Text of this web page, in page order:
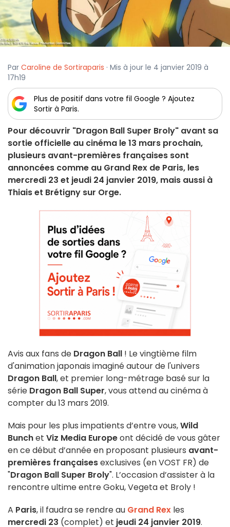
Par Caroline de Sortiraparis · Mis à jour le 4 janvier 2019 à
17h19
Plus de positif dans votre fil Google ? Ajoutez
Sortir à Paris.
Pour découvrir "Dragon Ball Super Broly" avant sa
sortie officielle au cinéma le 13 mars prochain,
plusieurs avant-premières françaises sont
annoncées comme au Grand Rex de Paris, les
mercredi 23 et jeudi 24 janvier 2019, mais aussi à
Thiais et Brétigny sur Orge.
Avis aux fans de Dragon Ball ! Le vingtième film
d'animation japonais imaginé autour de l'univers
Dragon Ball, et premier long-métrage basé sur la
série Dragon Ball Super, vous attend au cinéma à
compter du 13 mars 2019.
Mais pour les plus impatients d’entre vous,Wild
Bunchet Viz Media Europeont décidé de vous gâter
en ce début d’année en proposant plusieurs avant-
premières françaisesexclusives (en VOST FR) de
"Dragon Ball Super Broly". L’occasion d’assister à la
rencontre ultime entre Goku, Vegeta et Broly !
A Paris, il faudra se rendre au Grand Rex les
mercredi 23 (complet) et jeudi 24 janvier 2019.